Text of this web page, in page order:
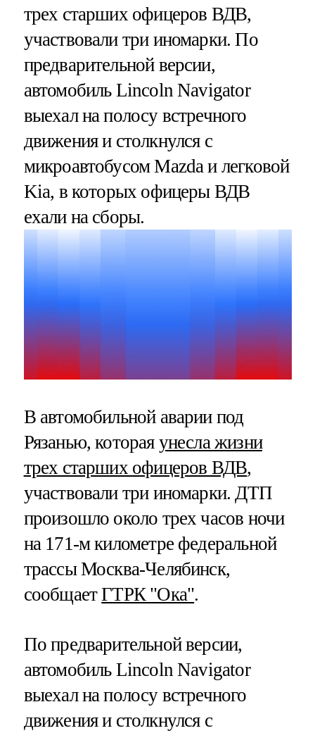
трех старших офицеров ВДВ,
участвовали три иномарки. По
предварительной версии,
автомобиль Lincoln Navigator
выехал на полосу встречного
движения и столкнулся с
микроавтобусом Mazda и легковой
Kia, в которых офицеры ВДВ
ехали на сборы.
В автомобильной аварии под
Рязанью, которая унесла жизни
трех старших офицеров ВДВ,
участвовали три иномарки. ДТП
произошло около трех часов ночи
на 171-м километре федеральной
трассы Москва-Челябинск,
сообщаетГТРК "Ока".
По предварительной версии,
автомобиль Lincoln Navigator
выехал на полосу встречного
движения и столкнулся с